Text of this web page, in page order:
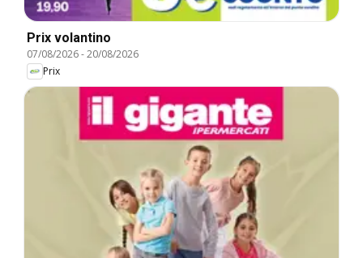
Prix volantino
07/08/2026-20/08/2026
Prix